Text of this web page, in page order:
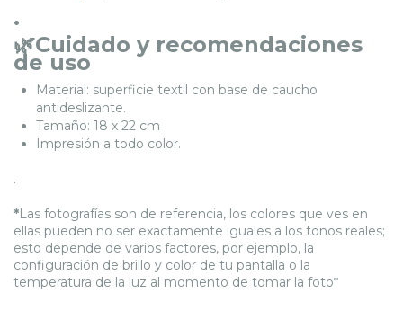
.
🌿Cuidado y recomendaciones
de uso
Material: superficie textil con base de caucho
antideslizante.
Tamaño: 18 x 22 cm
Impresión a todo color.
.
*Las fotografías son de referencia, los colores que ves en
ellas pueden no ser exactamente iguales a los tonos reales;
esto depende de varios factores, por ejemplo, la
configuración de brillo y color de tu pantalla o la
temperatura de la luz al momento de tomar la foto*